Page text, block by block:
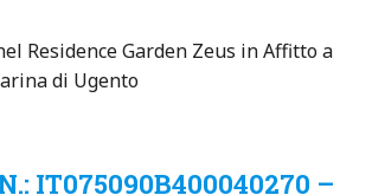
Residence Garden Zeus in Affitto a
di Ugento
IT075090B400040270 –